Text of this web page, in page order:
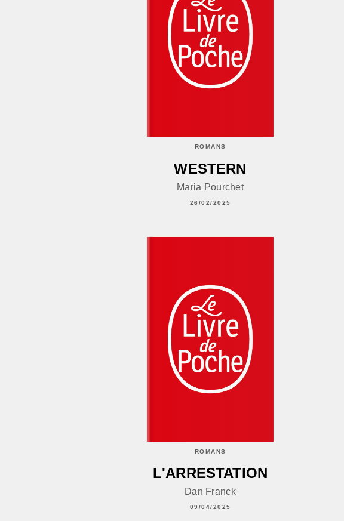
ROMANS
WESTERN
Maria Pourchet
26/02/2025
ROMANS
L'ARRESTATION
Dan Franck
09/04/2025